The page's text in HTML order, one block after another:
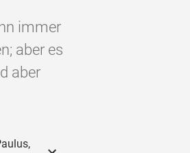
immer
aber es
aber